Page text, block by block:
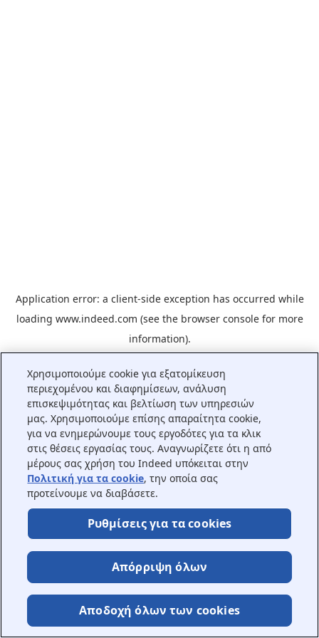
Application error: a client-side exception has occurred while
loading www.indeed.com (see the browser consolefor more
information).
Χρησιμοποιούμε cookie για εξατομίκευση
περιεχομένου και διαφημίσεων, ανάλυση
επισκεψιμότητας και βελτίωση των υπηρεσιών
μας. Χρησιμοποιούμε επίσης απαραίτητα cookie,
για να ενημερώνουμε τους εργοδότες για τα κλικ
στις θέσεις εργασίας τους. Αναγνωρίζετε ότι η από
μέρους σας χρήση του Indeed υπόκειται στην
Πολιτική για τα cookie, την οποία σας
προτείνουμε να διαβάσετε.
Ρυθμίσεις για τα cookies
Απόρριψη όλων
Αποδοχή όλων των cookies